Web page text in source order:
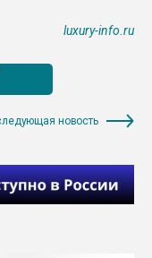
luxury-info.ru
новость